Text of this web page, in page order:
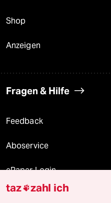
Shop
Anzeigen
Fragen & Hilfe
Feedback
Aboservice
ePaper Login
Downloads für Abonnierende
taz zahl ich